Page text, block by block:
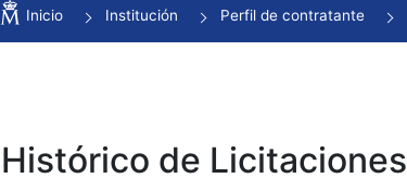
Mostrar/Ocultar
Mostrar/Ocultar
Inicio Institución Perfil de contratante
Histórico de Licitaciones